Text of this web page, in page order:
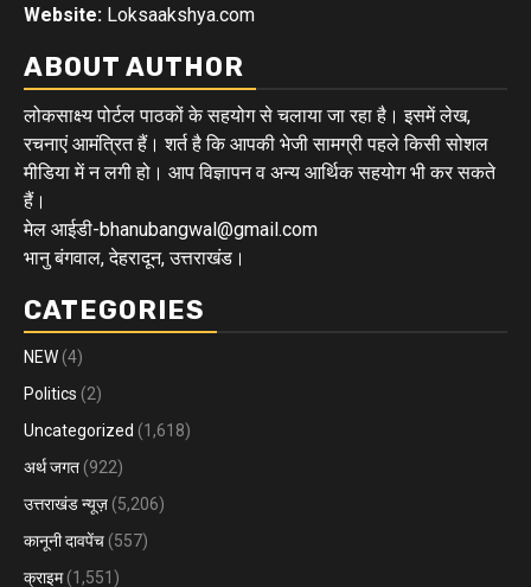
Website: Loksaakshya.com
ABOUT AUTHOR
लोकसाक्ष्य पोर्टल पाठकों के सहयोग से चलाया जा रहा है। इसमें लेख,
रचनाएं आमंत्रित हैं। शर्त है कि आपकी भेजी सामग्री पहले किसी सोशल
मीडिया में न लगी हो। आप विज्ञापन व अन्य आर्थिक सहयोग भी कर सकते
हैं।
मेल आईडी-bhanubangwal@gmail.com
भानु बंगवाल, देहरादून, उत्तराखंड।
CATEGORIES
NEW (4)
Politics (2)
Uncategorized (1,618)
अर्थ जगत (922)
उत्तराखंड न्यूज़ (5,206)
कानूनी दावपेंच (557)
क्राइम(1,551)